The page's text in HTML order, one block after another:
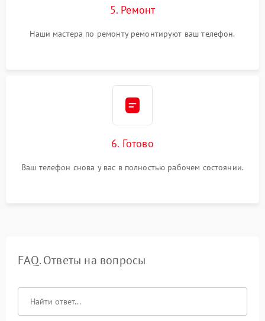
5. Ремонт
Наши мастера по ремонту ремонтируют ваш телефон.
6. Готово
Ваш телефон снова у вас в полностью рабочем состоянии.
FAQ. Ответы на вопросы